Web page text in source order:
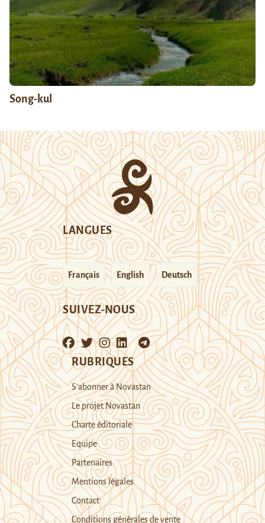
Song-kul
LANGUES
Français English Deutsch
SUIVEZ-NOUS
RUBRIQUES
S’abonner à Novastan
Le projet Novastan
Charte éditoriale
Equipe
Partenaires
Mentions légales
Contact
Conditions générales de vente